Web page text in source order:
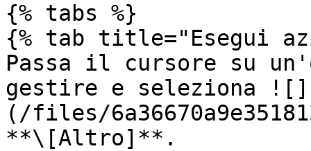
{% tabs %}
{% tab title="Esegui
Passa il cursore su
gestire e seleziona ![]
(/files/
**\[Altro]**.